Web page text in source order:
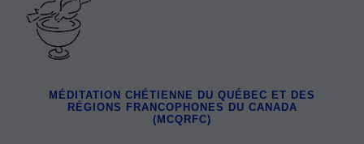
MÉDITATION CHÉTIENNE DU QUÉBEC ET DES
RÉGIONS FRANCOPHONES DU CANADA
(MCQRFC)